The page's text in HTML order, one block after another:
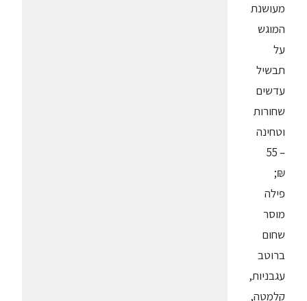
מעושנת
המוגש
על
תבשיל
עדשים
שחורות
וטחינה
– 55
₪;
פילה
מוסר
שחום
ברוטב
עגבניות,
קלמטה,